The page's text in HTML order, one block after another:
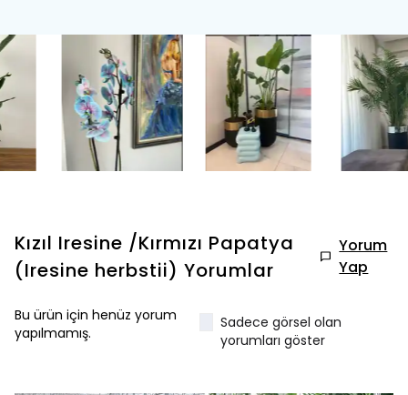
Kızıl Iresine /Kırmızı Papatya
(Iresine herbstii) Yorumlar
Yorum
Yap
Bu ürün için henüz yorum
yapılmamış.
Sadece görsel olan
yorumları göster